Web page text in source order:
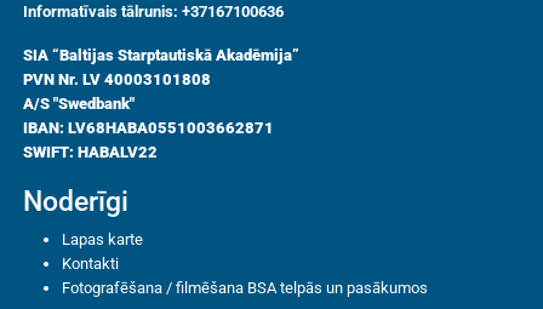
Informatīvais tālrunis: +37167100636
SIA “Baltijas Starptautiskā Akadēmija”
PVN Nr. LV 40003101808
A/S "Swedbank"
IBAN: LV68HABA0551003662871
SWIFT: HABALV22
Noderīgi
Lapas karte
Kontakti
Fotografēšana / filmēšana BSA telpās un pasākumos